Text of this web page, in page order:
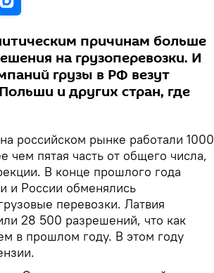
причинам больше
на грузоперевозки. И
грузы в РФ везут
и других стран, где
российском рынке работали 1000
чем пятая часть от общего числа,
В конце прошлого года
и России обменялись
перевозки. Латвия
28 500 разрешений, что как
в прошлом году. В этом году